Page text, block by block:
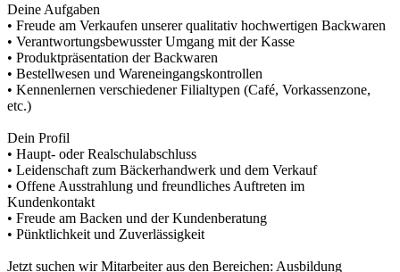
Deine Aufgaben
• Freude am Verkaufen unserer qualitativ hochwertigen Backwaren
• Verantwortungsbewusster Umgang mit der Kasse
• Produktpräsentation der Backwaren
• Bestellwesen und Wareneingangskontrollen
• Kennenlernen verschiedener Filialtypen (Café, Vorkassenzone,
etc.)
Dein Profil
• Haupt- oder Realschulabschluss
• Leidenschaft zum Bäckerhandwerk und dem Verkauf
• Offene Ausstrahlung und freundliches Auftreten im
Kundenkontakt
• Freude am Backen und der Kundenberatung
• Pünktlichkeit und Zuverlässigkeit
Jetzt suchen wir Mitarbeiter aus den Bereichen: Ausbildung